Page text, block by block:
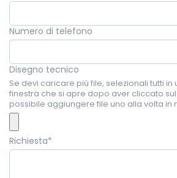
Numero di telefono
Disegno tecnico
Se devi caricare più file, selezionali tutti in
finestra che si apre dopo aver cliccato
possibile aggiungere file uno alla volta in
Richiesta*